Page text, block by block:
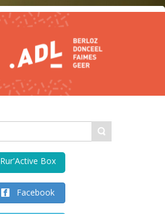
Facebook
Rur'Active Box